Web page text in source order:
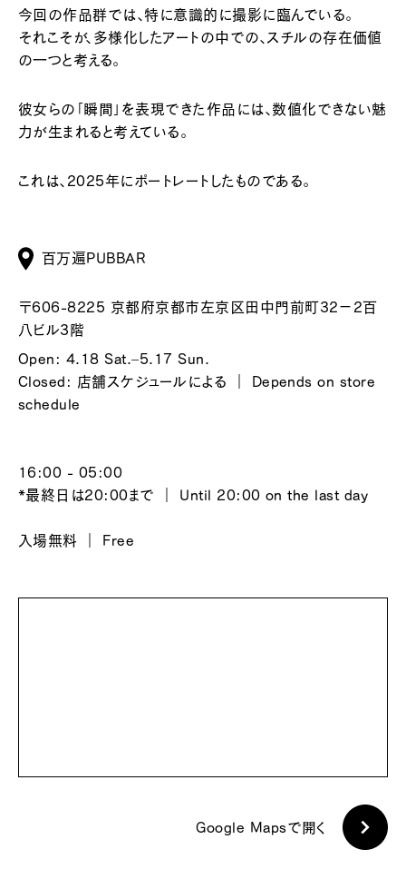
今回の作品群では、特に意識的に撮影に臨んでいる。
それこそが、多様化したアートの中での、スチルの存在価値
の一つと考える。
彼女らの「瞬間」を表現できた作品には、数値化できない魅
力が生まれると考えている。
これは、2025年にポートレートしたものである。
百万遍PUBBAR
〒606-8225 京都府京都市左京区田中門前町32−2百
八ビル3階
Open: 4.18 Sat.–5.17 Sun.
Closed: 店舗スケジュールによる ｜ Depends on store
schedule
16:00 - 05:00
*最終日は20:00まで ｜ Until 20:00 on the last day
入場無料 ｜ Free
Google Mapsで開く